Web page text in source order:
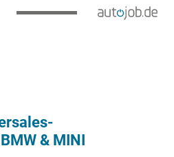
& MINI